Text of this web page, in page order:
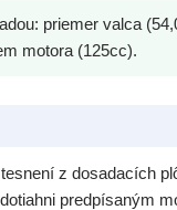
priemer valca
motora (125cc).
z dosadacích
predpísaným